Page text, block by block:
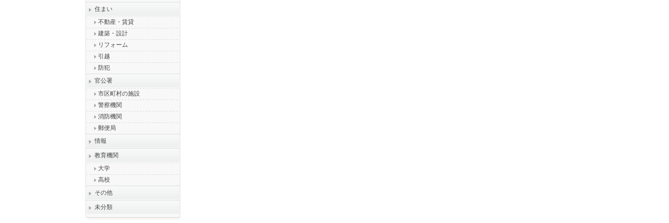
住まい
不動産・賃貸
建築・設計
リフォーム
引越
防犯
官公署
市区町村の施設
警察機関
消防機関
郵便局
情報
教育機関
大学
高校
その他
未分類